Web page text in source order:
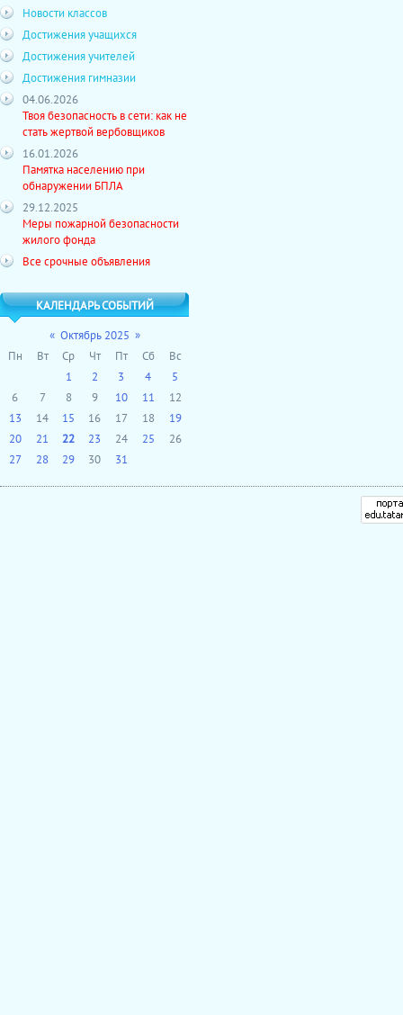
Новости классов
Достижения учащихся
Достижения учителей
Достижения гимназии
04.06.2026
Твоя безопасность в сети: как не
стать жертвой вербовщиков
16.01.2026
Памятка населению при
обнаружении БПЛА
29.12.2025
Меры пожарной безопасности
жилого фонда
Все срочные объявления
КАЛЕНДАРЬ СОБЫТИЙ
« Октябрь 2025 »
Пн
Вт Ср Чт Пт Сб
Вс
1
2 3 4
5
6
7 8 9 10 11
12
13
14 15 16 17 18
19
20
21 22 23 24 25
26
27
28 29 30 31